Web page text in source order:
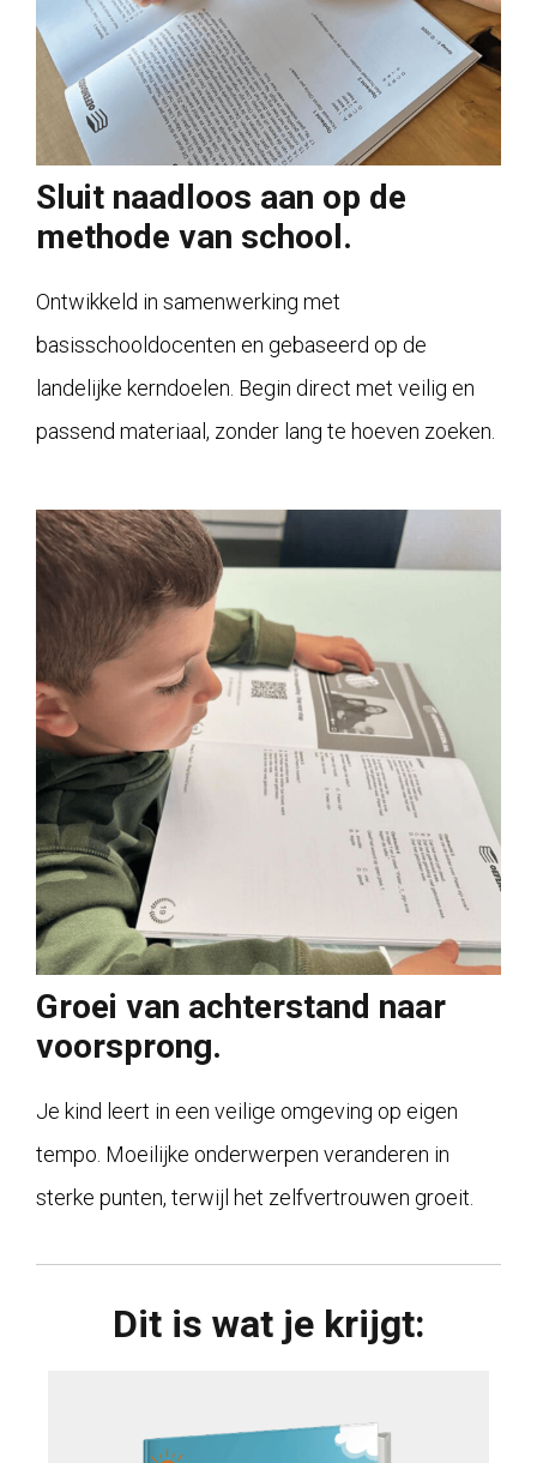
Sluit naadloos aan op de
methode van school.
Ontwikkeld in samenwerking met
basisschooldocenten en gebaseerd op de
landelijke kerndoelen. Begin direct met veilig en
passend materiaal, zonder lang te hoeven zoeken.
Groei van achterstand naar
voorsprong.
Je kind leert in een veilige omgeving op eigen
tempo. Moeilijke onderwerpen veranderen in
sterke punten, terwijl het zelfvertrouwen groeit.
Dit is wat je krijgt: